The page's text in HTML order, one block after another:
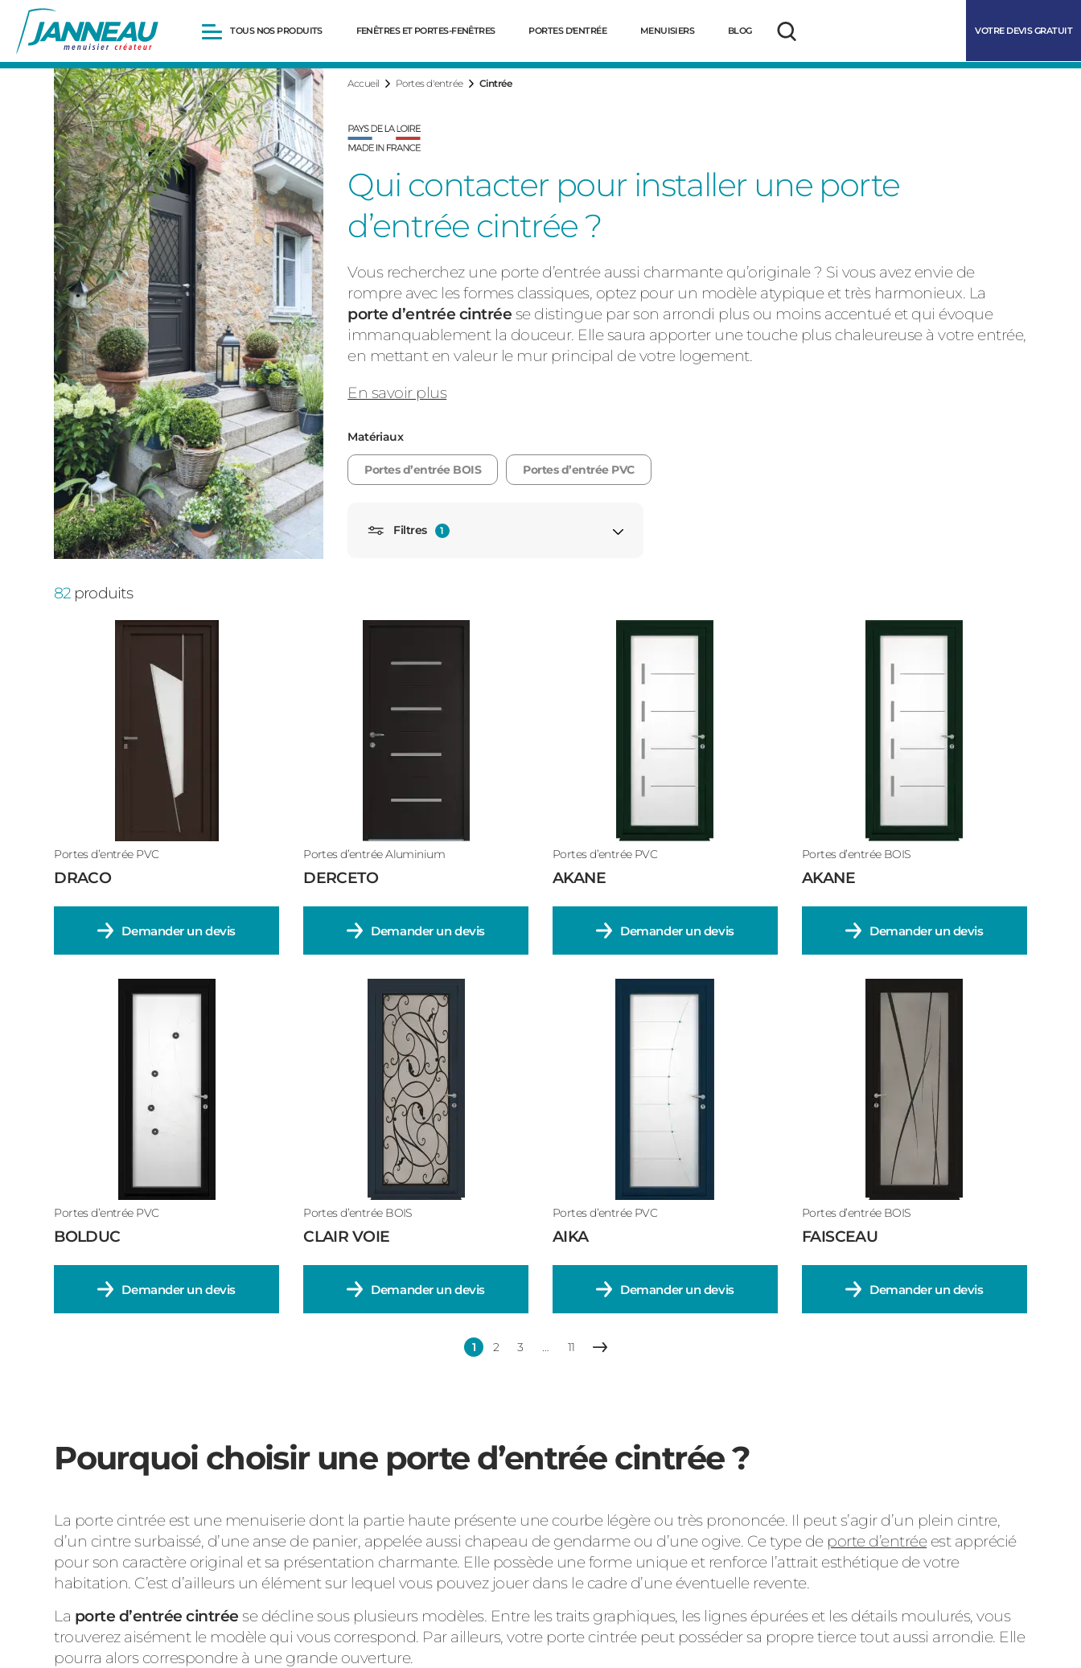
TOUS NOS PRODUITS
Fenêtres et Portes-fenêtres
Baies vitrées
Consulter
Portes d’entrée
Démarrer
Volets roulants
Pergolas
Portails et portillons
Carports
Clôtures
FENÊTRES ET PORTES-FENÊTRES PORTES D'ENTRÉE MENUISIERS BLOG
Rechercher
VOTRE DEVIS GRATUIT
Accueil Portes d'entrée Cintrée
Qui contacter pour installer une porte
d’entrée cintrée ?
Vous recherchez une porte d’entrée aussi charmante qu’originale ? Si vous avez envie de
rompre avec les formes classiques, optez pour un modèle atypique et très harmonieux. La
porte d’entrée cintrée se distingue par son arrondi plus ou moins accentué et qui évoque
immanquablement la douceur. Elle saura apporter une touche plus chaleureuse à votre entrée,
en mettant en valeur le mur principal de votre logement.
En savoir plus
Matériaux
Portes d’entrée BOIS Portes d’entrée PVC
Filtres 1
Pleine
Double battant
Fermière
82 produits
Portes d’entrée PVC
DRACO
Demander un devis
Portes d’entrée Aluminium
DERCETO
Demander un devis
Portes d’entrée PVC
AKANE
Demander un devis
Portes d’entrée BOIS
AKANE
Demander un devis
Portes d’entrée PVC
BOLDUC
Demander un devis
Portes d’entrée BOIS
CLAIR VOIE
Demander un devis
Portes d’entrée PVC
AIKA
Demander un devis
Portes d’entrée BOIS
FAISCEAU
Demander un devis
Page
1 Page
2 Page
3
Dernière
11
Page
Pourquoi choisir une porte d’entrée cintrée ?
La porte cintrée est une menuiserie dont la partie haute présente une courbe légère ou très prononcée. Il peut s’agir d’un plein cintre,
d’un cintre surbaissé, d’une anse de panier, appelée aussi chapeau de gendarme ou d’une ogive. Ce type de porte d’entréeest apprécié
pour son caractère original et sa présentation charmante. Elle possède une forme unique et renforce l’attrait esthétique de votre
habitation. C’est d’ailleurs un élément sur lequel vous pouvez jouer dans le cadre d’une éventuelle revente.
La porte d’entrée cintrée se décline sous plusieurs modèles. Entre les traits graphiques, les lignes épurées et les détails moulurés, vous
trouverez aisément le modèle qui vous correspond. Par ailleurs, votre porte cintrée peut posséder sa propre tierce tout aussi arrondie. Elle
pourra alors correspondre à une grande ouverture.